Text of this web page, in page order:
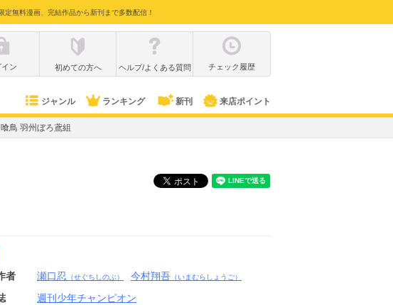
無料漫画、完結作品から新刊まで多数配信！
イン 初めての方へ ヘルプ/よくある質問 チェック履歴
ジャンル ランキング 新刊 来店ポイント
鳥 羽州ぼろ鳶組
者 瀬口忍 （せぐちしのぶ） 今村翔吾 （いまむらしょうご）
週刊少年チャンピオン